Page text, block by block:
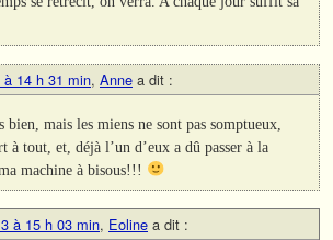
à 14 h 31 min, Anne a dit :
bien, mais les miens ne sont pas somptueux,
à tout, et, déjà l’un d’eux a dû passer à la
machine à bisous!!!
à 15 h 03 min, Eoline a dit :